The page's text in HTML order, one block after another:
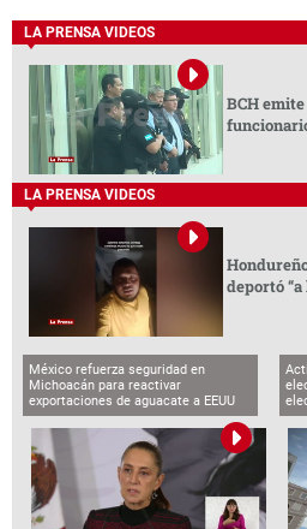
LA PRENSA VIDEOS
BCH
LA PRENSA VIDEOS
deportó
México refuerza seguridad en
Michoacán para reactivar
exportaciones de aguacate a EEUU